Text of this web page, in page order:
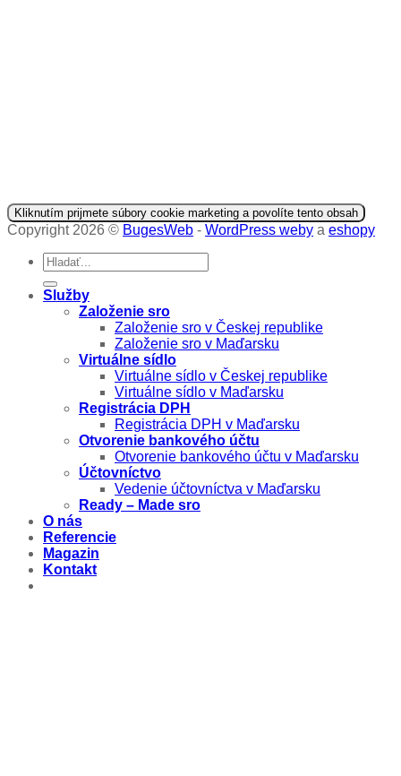
Kliknutím prijmete súbory cookie marketing a povolíte tento obsah
Copyright 2026 © BugesWeb - WordPress weby a eshopy
Služby
Založenie sro
Založenie sro v Českej republike
Založenie sro v Maďarsku
Virtuálne sídlo
Virtuálne sídlo v Českej republike
Virtuálne sídlo v Maďarsku
Registrácia DPH
Registrácia DPH v Maďarsku
Otvorenie bankového účtu
Otvorenie bankového účtu v Maďarsku
Účtovníctvo
Vedenie účtovníctva v Maďarsku
Ready – Made sro
O nás
Referencie
Magazin
Kontakt